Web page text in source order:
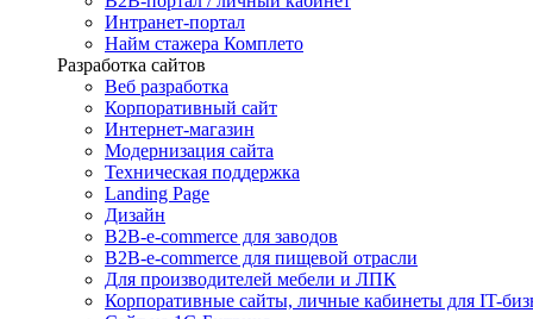
Интранет-портал
Найм стажера Комплето
Разработка сайтов
Веб разработка
Корпоративный сайт
Интернет-магазин
Модернизация сайта
Техническая поддержка
Landing Page
Дизайн
B2B-e-commerce для заводов
B2B-e-commerce для пищевой отрасли
Для производителей мебели и ЛПК
Корпоративные сайты, личные кабинеты для IT-